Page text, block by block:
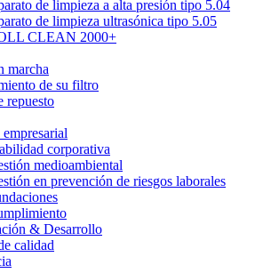
de limpieza a alta presión tipo 5.04
de limpieza ultrasónica tipo 5.05
CLEAN 2000+
marcha
de su filtro
repuesto
corporativa
medioambiental
en prevención de riesgos laborales
& Desarrollo
calidad